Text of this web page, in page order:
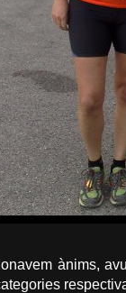
ànims,